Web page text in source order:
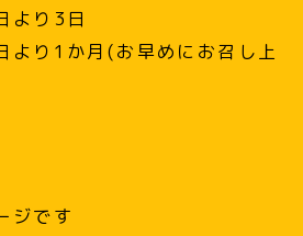
より3日
より1か月(お早めにお召し上
ジです